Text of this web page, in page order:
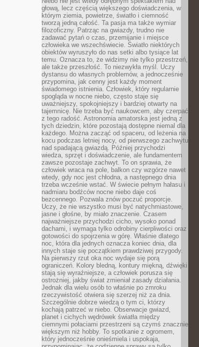
głową, lecz częścią większego doświadczenia, w
którym ziemia, powietrze, światło i ciemność
tworzą jedną całość. Ta pasja ma także wymiar
filozoficzny. Patrząc na gwiazdy, trudno nie
zadawać pytań o czas, przemijanie i miejsce
człowieka we wszechświecie. Światło niektórych
obiektów wyruszyło do nas setki albo tysiące lat
temu. Oznacza to, że widzimy nie tylko przestrzeń,
ale także przeszłość. To niezwykła myśl. Uczy
dystansu do własnych problemów, a jednocześnie
przypomina, jak cenny jest każdy moment
świadomego istnienia. Człowiek, który regularnie
spogląda w nocne niebo, często staje się
uważniejszy, spokojniejszy i bardziej otwarty na
tajemnicę. Nie trzeba być naukowcem, aby czerpać
z tego radość. Astronomia amatorska jest jedną z
tych dziedzin, które pozostają dostępne niemal dla
każdego. Można zacząć od spaceru, od leżenia na
kocu podczas letniej nocy, od pierwszego zachwytu
nad spadającą gwiazdą. Później przychodzi
wiedza, sprzęt i doświadczenie, ale fundamentem
zawsze pozostaje zachwyt. To on sprawia, że
człowiek wraca na pole, balkon czy wzgórze nawet
wtedy, gdy noc jest chłodna, a następnego dnia
trzeba wcześnie wstać. W świecie pełnym hałasu i
nadmiaru bodźców nocne niebo daje coś
bezcennego. Pozwala znów poczuć proporcje.
Uczy, że nie wszystko musi być natychmiastowe,
jasne i głośne, by miało znaczenie. Czasem
najważniejsze przychodzi cicho, wysoko ponad
dachami, i wymaga tylko odrobiny cierpliwości oraz
gotowości do spojrzenia w górę. Właśnie dlatego
noc, która dla jednych oznacza koniec dnia, dla
innych staje się początkiem prawdziwej przygody.
Na pierwszy rzut oka noc wydaje się porą
ograniczeń. Kolory bledną, kontury miękną, dźwięki
stają się wyraźniejsze, a człowiek porusza się
ostrożniej, jakby świat zmieniał zasady działania.
Jednak dla wielu osób to właśnie po zmroku
rzeczywistość otwiera się szerzej niż za dnia.
Szczególnie dobrze wiedzą o tym ci, którzy
kochają patrzeć w niebo. Obserwacje gwiazd,
planet i cichych wędrówek światła między
ciemnymi połaciami przestrzeni są czymś znacznie
większym niż hobby. To spotkanie z ogromem,
który jednocześnie onieśmiela i uspokaja,